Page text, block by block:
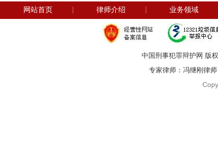
网站首页 ︴ 律师介绍 ︴ 业务领域
中国刑事犯罪辩护网 版
专家律师：冯继刚律